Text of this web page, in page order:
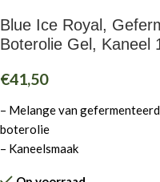
Blue Ice Royal,
Boterolie Gel, Kaneel
€41,50
– Melange van
boterolie
– Kaneelsmaak